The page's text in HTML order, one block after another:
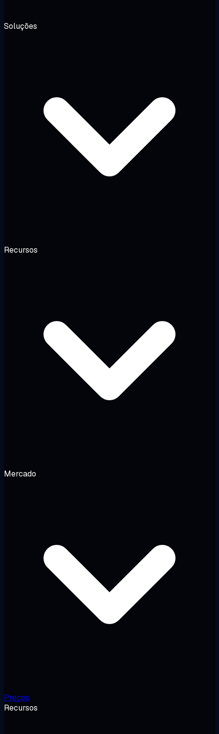
Soluções
Recursos
Mercado
Preços
Recursos